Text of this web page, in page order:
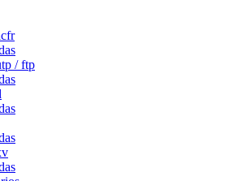
/ ftp